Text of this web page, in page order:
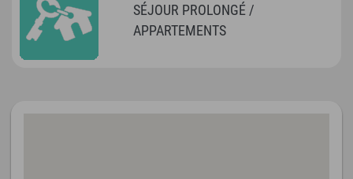
SÉJOUR PROLONGÉ /
APPARTEMENTS